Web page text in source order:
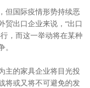
但国际疫情形势持续恶
贸出口企业来说，“出口
，而这一举动将在某种
主的家具企业将目光投
将或又将不可避免的发